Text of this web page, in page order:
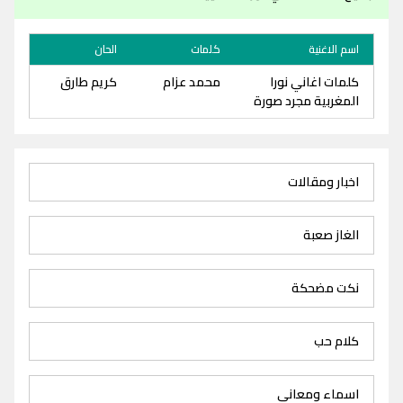
اسم الاغنية كلمات الحان
كلمات اغاني نورا
المغربية مجرد صورة
محمد عزام كريم طارق
اخبار ومقالات
الغاز صعبة
نكت مضحكة
كلام حب
اسماء ومعاني